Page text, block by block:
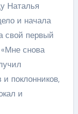
Наталья
и начала
свой первый
снова
поклонников,
и